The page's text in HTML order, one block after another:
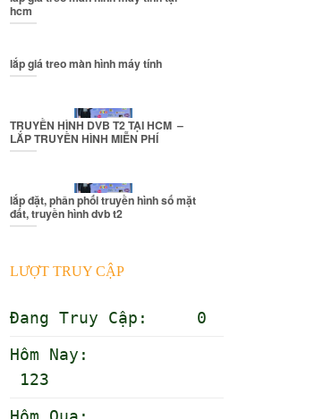
hcm
lắp giá treo màn hình máy tính
TRUYỀN HÌNH DVB T2 TẠI HCM –
LẮP TRUYỀN HÌNH MIỄN PHÍ
lắp đặt, phân phối truyền hình số mặt
đất, truyền hình dvb t2
LƯỢT TRUY CẬP
Đang Truy Cập: 0
Hôm Nay:
123